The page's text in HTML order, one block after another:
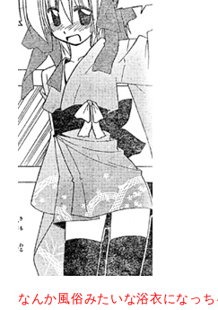
なんか風俗みたいな浴衣になっち